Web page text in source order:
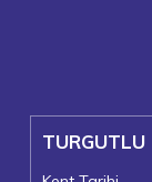
TURGUTLU